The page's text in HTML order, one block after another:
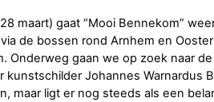
maart) gaat “Mooi Bennekom”
de bossen rond Arnhem en
Onderweg gaan we op zoek naar
kunstschilder Johannes Warnardus
maar ligt er nog steeds als een